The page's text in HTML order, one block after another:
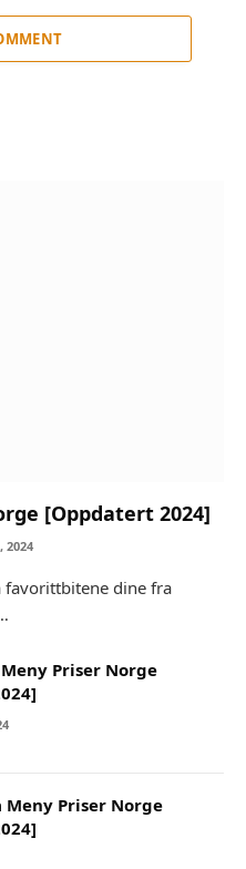
[Oppdatert 2024]
2024
favorittbitene dine fra
Priser Norge
Priser Norge